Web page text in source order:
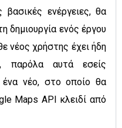
ενέργειες, θα
δημιουργία ενός έργου
νέος χρήστης έχει ήδη
παρόλα αυτά εσείς
ένα νέο, στο οποίο θα
Maps API κλειδί από